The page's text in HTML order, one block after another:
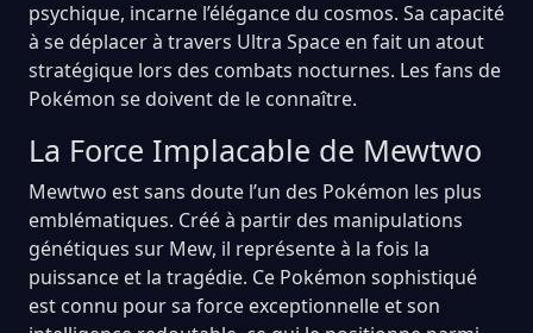
psychique, incarne l’élégance du cosmos. Sa capacité
à se déplacer à travers Ultra Space en fait un atout
stratégique lors des combats nocturnes. Les fans de
Pokémon se doivent de le connaître.
La Force Implacable de Mewtwo
Mewtwo est sans doute l’un des Pokémon les plus
emblématiques. Créé à partir des manipulations
génétiques sur Mew, il représente à la fois la
puissance et la tragédie. Ce Pokémon sophistiqué
est connu pour sa force exceptionnelle et son